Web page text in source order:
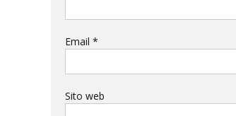
Email *
Sito web